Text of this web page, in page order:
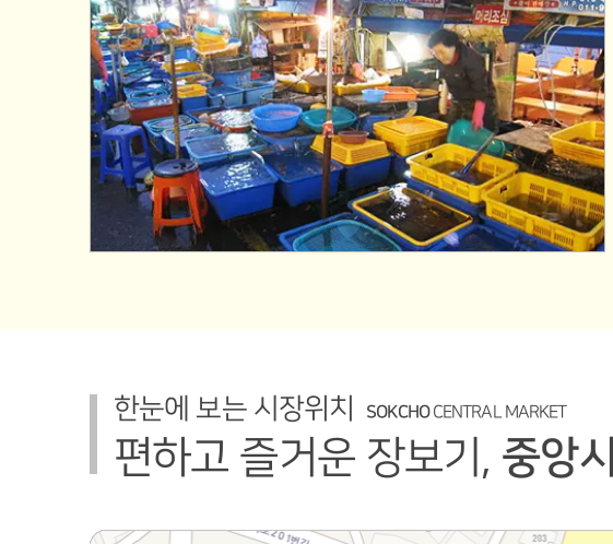
한눈에 보는 시장위치 SOKCHOCENTRAL MARKET
편하고 즐거운 장보기, 중앙